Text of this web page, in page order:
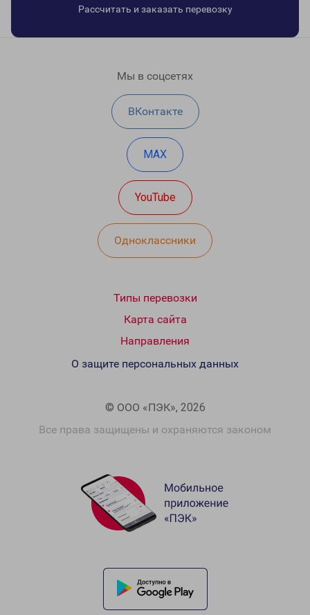
Рассчитать и заказать перевозку
Мы в соцсетях
ВКонтакте
MAX
YouTube
Одноклассники
Типы перевозки
Карта сайта
Направления
© ООО «ПЭК», 2026
Все права защищены и охраняются законом
О защите персональных данных